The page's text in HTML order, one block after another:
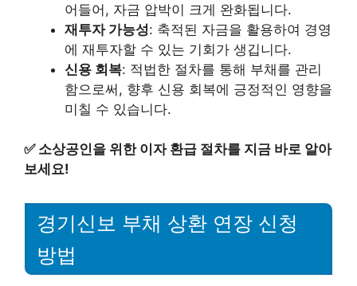
어들어, 자금 압박이 크게 완화됩니다.
재투자 가능성: 축적된 자금을 활용하여 경영
에 재투자할 수 있는 기회가 생깁니다.
신용 회복: 적법한 절차를 통해 부채를 관리
함으로써, 향후 신용 회복에 긍정적인 영향을
미칠 수 있습니다.
✅ 소상공인을 위한 이자 환급 절차를 지금 바로 알아
보세요!
경기신보 부채 상환 연장 신청
방법